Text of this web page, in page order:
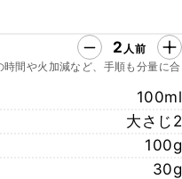
2 人前
間や火加減など、手順も分量に合
100ml
大さじ2
100g
30g